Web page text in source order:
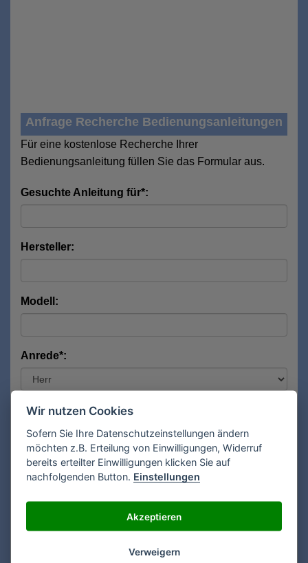
Anfrage Recherche Bedienungsanleitungen
Für eine kostenlose Recherche Ihrer
Bedienungsanleitung füllen Sie das Formular aus.
Gesuchte Anleitung für*:
Hersteller:
Modell:
Anrede*:
Vorname*:
Nachname*:
Wir nutzen Cookies
Sofern Sie Ihre Datenschutzeinstellungen ändern
möchten z.B. Erteilung von Einwilligungen, Widerruf
bereits erteilter Einwilligungen klicken Sie auf
nachfolgenden Button. Einstellungen
Akzeptieren
Verweigern